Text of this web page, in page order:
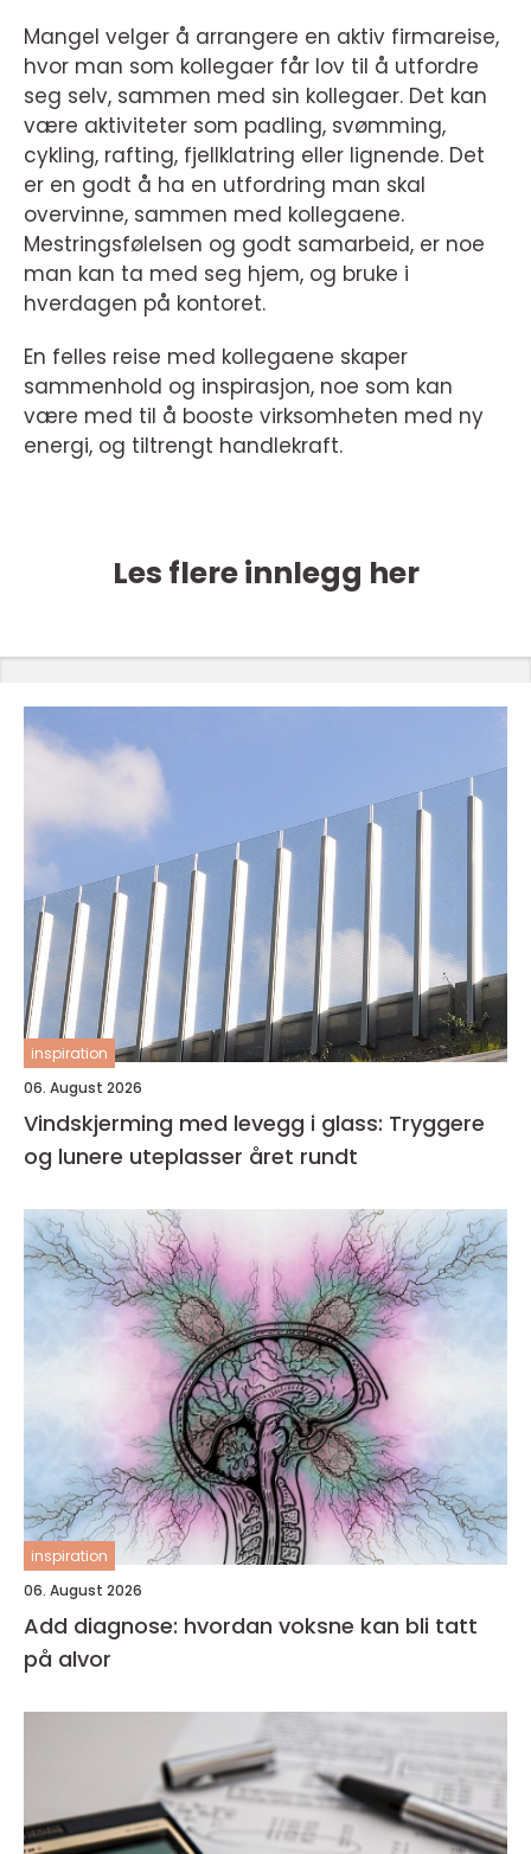
Mangel velger å arrangere en aktiv firmareise,
hvor man som kollegaer får lov til å utfordre
seg selv, sammen med sin kollegaer. Det kan
være aktiviteter som padling, svømming,
cykling, rafting, fjellklatring eller lignende. Det
er en godt å ha en utfordring man skal
overvinne, sammen med kollegaene.
Mestringsfølelsen og godt samarbeid, er noe
man kan ta med seg hjem, og bruke i
hverdagen på kontoret.
En felles reise med kollegaene skaper
sammenhold og inspirasjon, noe som kan
være med til å booste virksomheten med ny
energi, og tiltrengt handlekraft.
Les flere innlegg her
inspiration
06. August 2026
Vindskjerming med levegg i glass: Tryggere
og lunere uteplasser året rundt
inspiration
06. August 2026
Add diagnose: hvordan voksne kan bli tatt
på alvor